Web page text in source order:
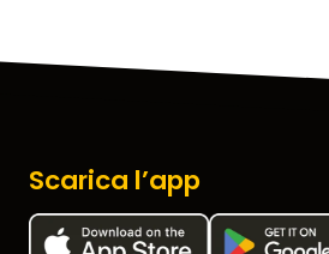
SUPPORTO
BLOG
Scarica l’app